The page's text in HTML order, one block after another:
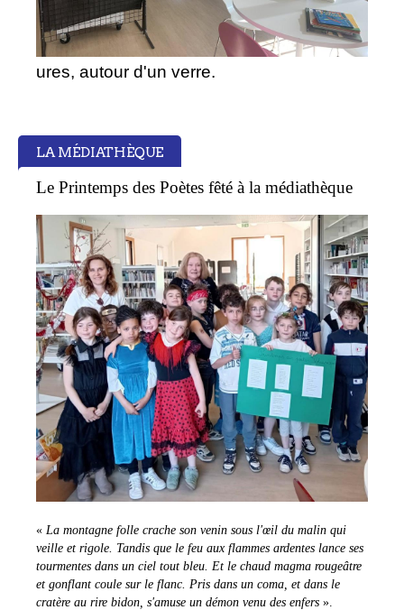
ures, autour d'un verre.
LA MÉDIATHÈQUE
Le Printemps des Poètes fêté à la médiathèque
« La montagne folle crache son venin sous l'œil du malin qui
veille et rigole. Tandis que le feu aux flammes ardentes lance ses
tourmentes dans un ciel tout bleu. Et le chaud magma rougeâtre
et gonflant coule sur le flanc. Pris dans un coma, et dans le
cratère au rire bidon, s'amuse un démon venu des enfers ».